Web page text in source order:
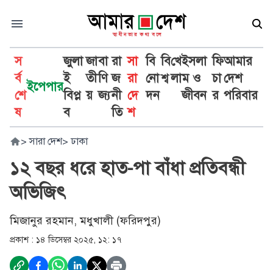
স
র্ব
শে
ষ
ইপেপার
জুলা
ই
বিপ্ল
ব
জা
তী
য়
বা
ণি
জ্য
রা
জ
নী
তি
সা
রা
দে
শ
বি
নো
দন
বি
শ্ব
খে
লা
ইসলা
ম ও
জীবন
ফি
চা
র
আমার
দেশ
পরিবার
> সারা দেশ> ঢাকা
১২ বছর ধরে হাত-পা বাঁধা প্রতিবন্ধী
অভিজিৎ
মিজানুর রহমান, মধুখালী (ফরিদপুর)
প্রকাশ : ১৪ ডিসেম্বর ২০২৫, ১২: ১৭